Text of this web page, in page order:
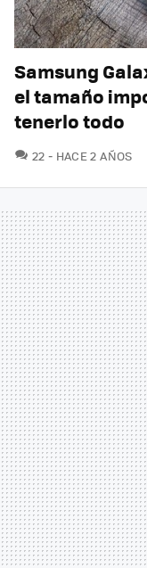
Samsung
el tamaño
tenerlo todo
22 COMENTARIOS
HACE 2 AÑOS